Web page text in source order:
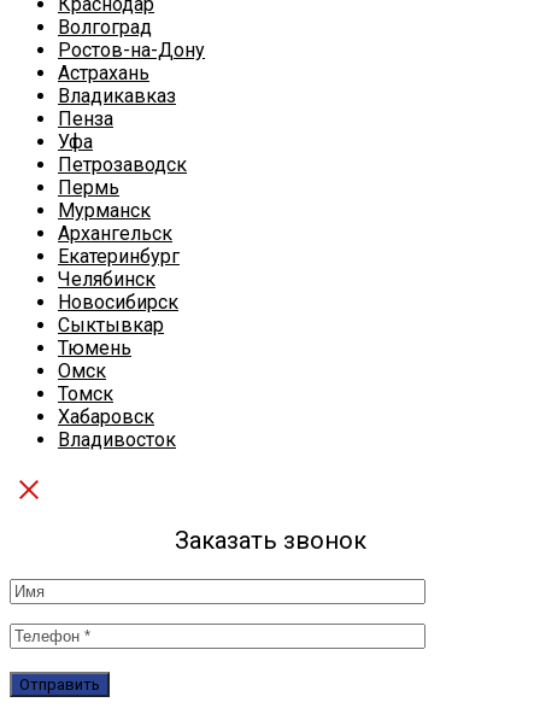
Волгоград
Ростов-на-Дону
Астрахань
Владикавказ
Пенза
Уфа
Петрозаводск
Пермь
Мурманск
Архангельск
Екатеринбург
Челябинск
Новосибирск
Сыктывкар
Тюмень
Омск
Томск
Хабаровск
Владивосток
Заказать звонок